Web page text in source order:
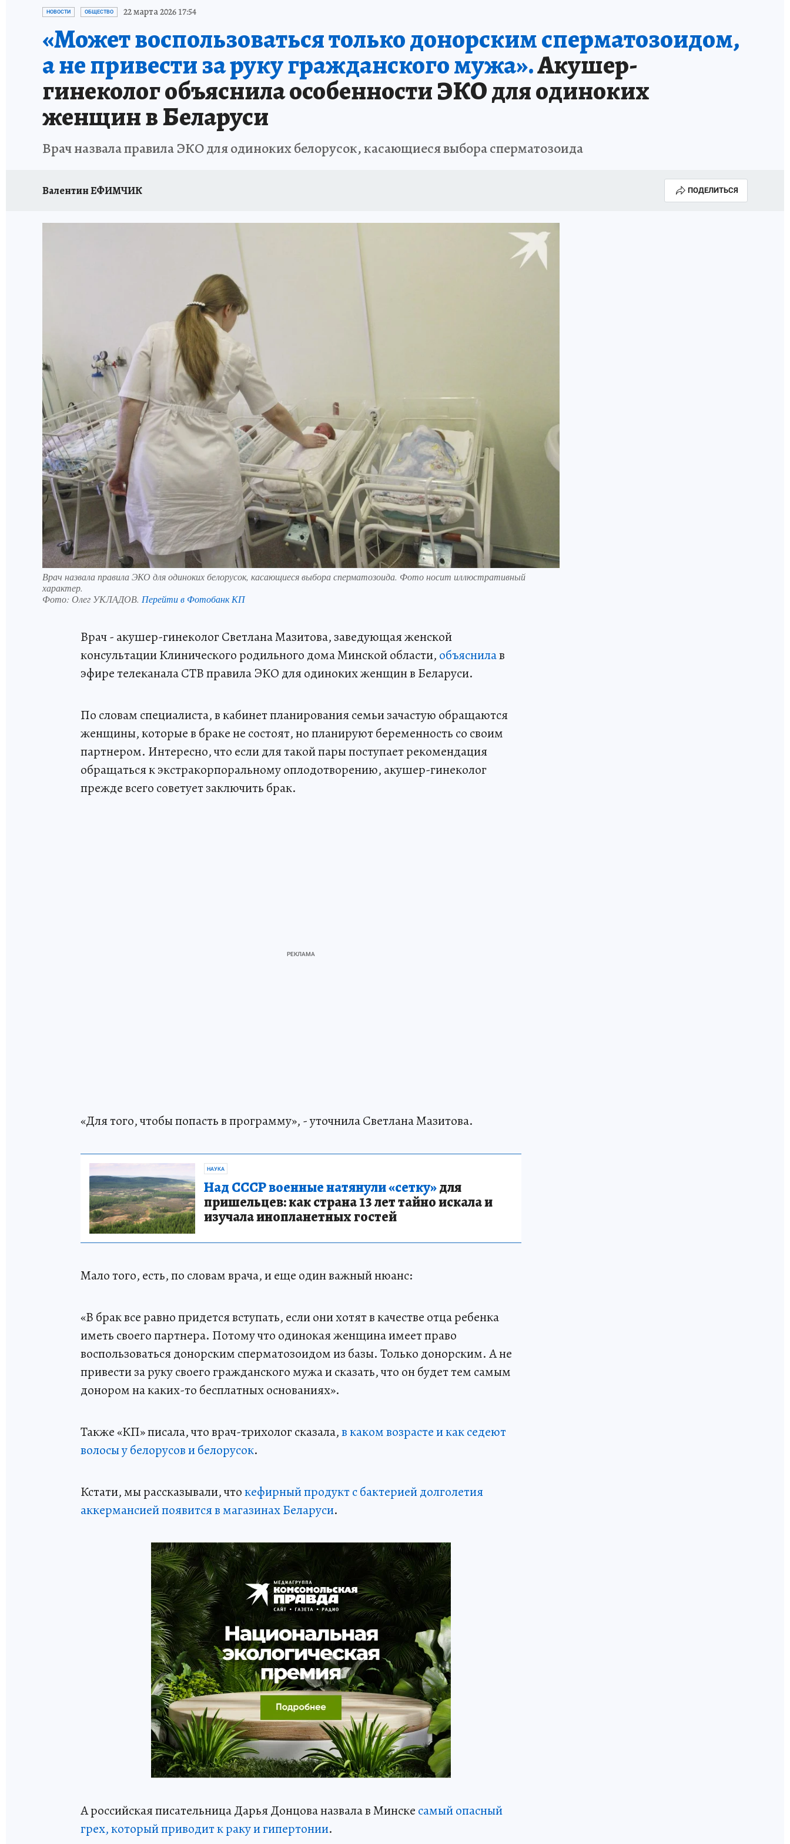
НОВОСТИ ОБЩЕСТВО 22 марта 2026 17:54
«Может воспользоваться только донорским сперматозоидом,
а не привести за руку гражданского мужа».Акушер-
гинеколог объяснила особенности ЭКО для одиноких
женщин в Беларуси
Врач назвала правила ЭКО для одиноких белорусок, касающиеся выбора сперматозоида
Валентин ЕФИМЧИК ПОДЕЛИТЬСЯ
Врач назвала правила ЭКО для одиноких белорусок, касающиеся выбора сперматозоида. Фото носит иллюстративный
характер.
Фото: Олег УКЛАДОВ. Перейти в Фотобанк КП
Врач - акушер-гинеколог Светлана Мазитова, заведующая женской
консультации Клинического родильного дома Минской области, объяснилав
эфире телеканала СТВ правила ЭКО для одиноких женщин в Беларуси.
По словам специалиста, в кабинет планирования семьи зачастую обращаются
женщины, которые в браке не состоят, но планируют беременность со своим
партнером. Интересно, что если для такой пары поступает рекомендация
обращаться к экстракорпоральному оплодотворению, акушер-гинеколог
прежде всего советует заключить брак.
«Для того, чтобы попасть в программу», - уточнила Светлана Мазитова.
НАУКА
Над СССР военные натянули «сетку»для
пришельцев: как страна 13 лет тайно искала и
изучала инопланетных гостей
Мало того, есть, по словам врача, и еще один важный нюанс:
«В брак все равно придется вступать, если они хотят в качестве отца ребенка
иметь своего партнера. Потому что одинокая женщина имеет право
воспользоваться донорским сперматозоидом из базы. Только донорским. А не
привести за руку своего гражданского мужа и сказать, что он будет тем самым
донором на каких-то бесплатных основаниях».
Также «КП» писала, что врач-трихолог сказала,в каком возрасте и как седеют
волосы у белорусов и белорусок.
Кстати, мы рассказывали, чтокефирный продукт с бактерией долголетия
аккермансией появится в магазинах Беларуси.
А российская писательница Дарья Донцова назвала в Минске самый опасный
грех, который приводит к раку и гипертонии.